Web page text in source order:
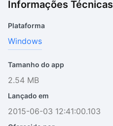
Informações Técnicas
Plataforma
Windows
Tamanho do app
2.54 MB
Lançado em
2015-06-03 12:41:00.103